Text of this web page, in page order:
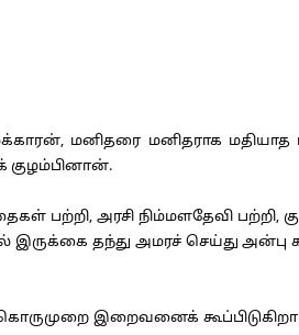
மனிதரை மனிதராக
குழம்பினான்.
பற்றி, அரசி நிம்மளதேவி பற்றி,
தந்து அமரச் செய்து அன்பு
இறைவனைக் கூப்பிடுகிறார்.